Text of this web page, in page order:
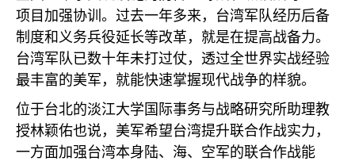
项目加强协训。过去一年多来，台湾军队经历后备
制度和义务兵役延长等改革，就是在提高战备力。
台湾军队已数十年未打过仗，透过全世界实战经验
最丰富的美军，就能快速掌握现代战争的样貌。
位于台北的淡江大学国际事务与战略研究所助理教
授林颖佑也说，美军希望台湾提升联合作战实力，
一方面加强台湾本身陆、海、空军的联合作战能